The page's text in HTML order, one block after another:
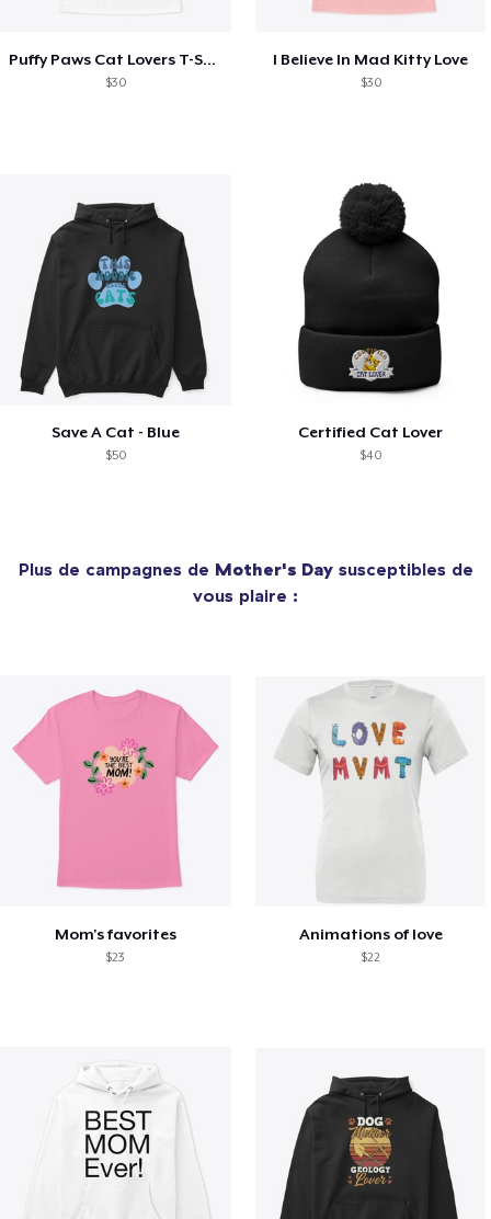
Puffy Paws Cat Lovers T-Shirt
$30
I Believe In Mad Kitty Love
$30
Save A Cat - Blue
$50
Certified Cat Lover
$40
Plus de campagnes de Mother's Daysusceptibles de
vous plaire :
Mom's favorites
$23
Animations of love
$22